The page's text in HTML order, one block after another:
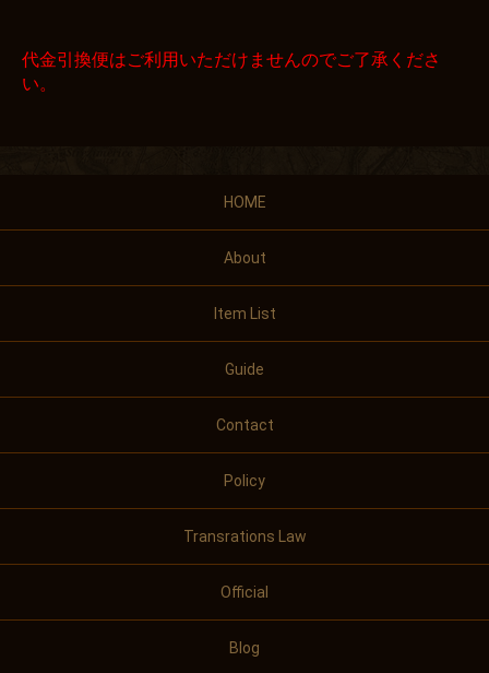
代金引換便はご利用いただけませんのでご了承くださ
い。
HOME
About
Item List
Guide
Contact
Policy
Transrations Law
Official
Blog